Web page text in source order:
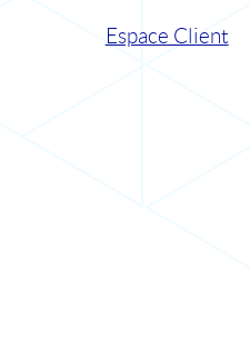
Espace Client